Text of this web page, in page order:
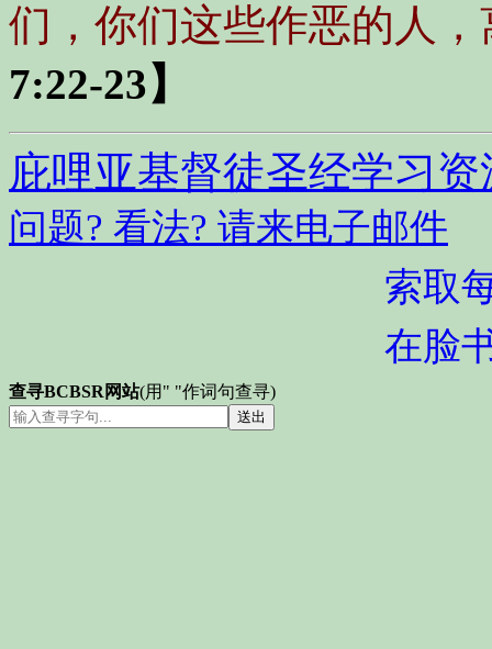
们，你们这些作恶的人，
7:22-23】
庇哩亚基督徒圣经学习资
问题? 看法? 请来电子邮件
索取
在脸
查寻BCBSR网站(用" "作词句查寻)